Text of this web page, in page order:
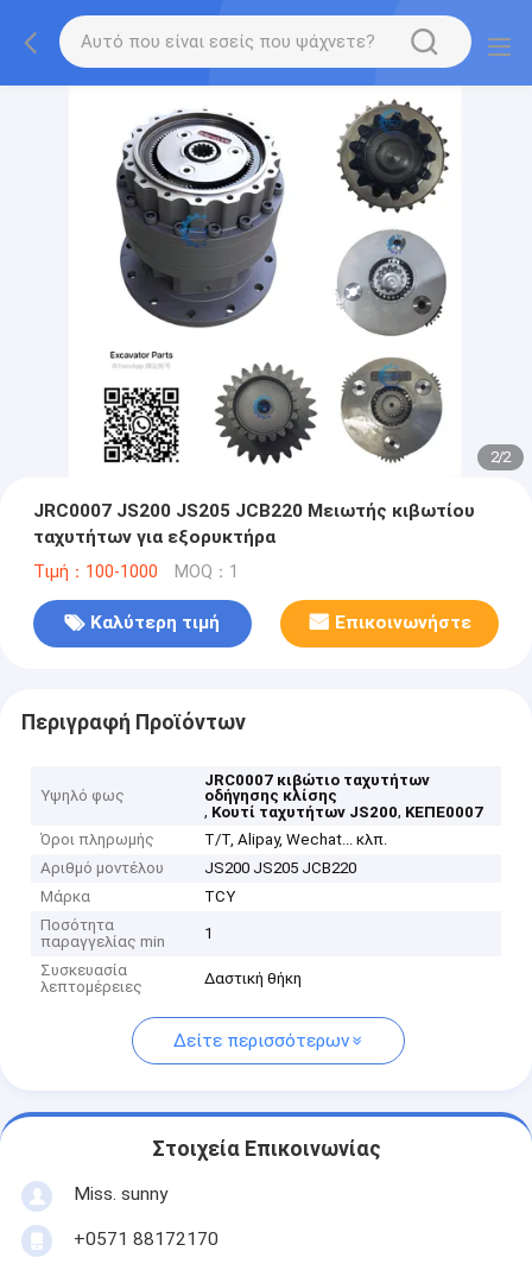
2/2
JRC0007 JS200 JS205 JCB220 Μειωτής κιβωτίου
ταχυτήτων για εξορυκτήρα
Τιμή：100-1000 MOQ：1
Καλύτερη τιμή Επικοινωνήστε
Περιγραφή Προϊόντων
Υψηλό φως
JRC0007 κιβώτιο ταχυτήτων
οδήγησης κλίσης
, Κουτί ταχυτήτων JS200, ΚΕΠΕ0007
Όροι πληρωμής
T/T, Alipay, Wechat... κλπ.
Αριθμό μοντέλου
JS200 JS205 JCB220
Μάρκα
TCY
Ποσότητα
παραγγελίας min
1
Συσκευασία
λεπτομέρειες
Δαστική θήκη
Δείτε περισσότερων
Στοιχεία Επικοινωνίας
Miss. sunny
+0571 88172170